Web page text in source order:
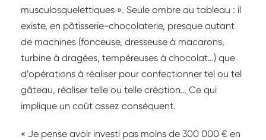
musculosquelettiques ». Seule ombre au tableau : il
existe, en pâtisserie-chocolaterie, presque autant
de machines (fonceuse, dresseuse à macarons,
turbine à dragées, tempéreuses à chocolat…) que
d’opérations à réaliser pour confectionner tel ou tel
gâteau, réaliser telle ou telle création… Ce qui
implique un coût assez conséquent.
« Je pense avoir investi pas moins de 300 000 € en